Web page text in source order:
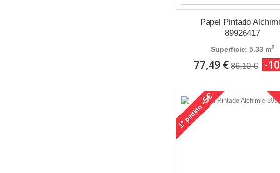
Papel Pintado
89926417
Superficie: 5.33 m2
77,49 € 86,10 € -
1°
pedido
-5€